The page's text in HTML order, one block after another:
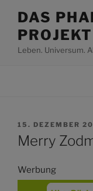
Inhalt
springen
DAS
Leben. Universum.
AM
15. DEZEMBER
Merry
Werbung